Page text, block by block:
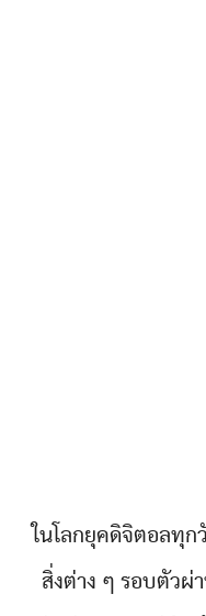
ในโลกยุคดิจิตอลทุก
สิ่งต่าง ๆ รอบตัวผ่